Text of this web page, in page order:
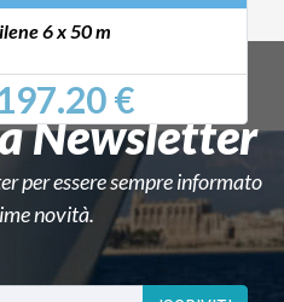
6 x 50 m
€
Newsletter
per essere sempre informato
novità.